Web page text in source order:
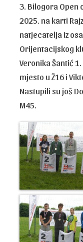
3. Bilogora Open
2025. na karti
natjecatelja iz
Orijentacijskog
Veronika Šantić
mjesto u Ž16 i
Nastupili su još
M45.